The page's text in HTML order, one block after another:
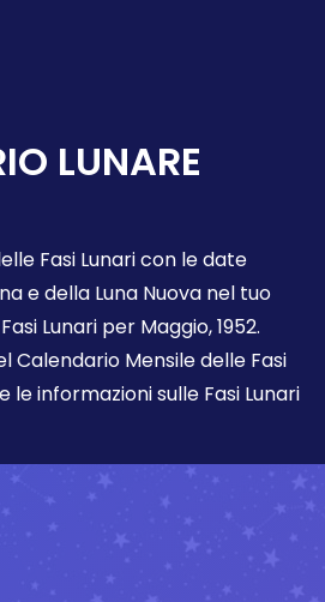
LUNARE
Fasi Lunari con le date
e della Luna Nuova nel tuo
Lunari per Maggio, 1952.
Calendario Mensile delle Fasi
le informazioni sulle Fasi Lunari